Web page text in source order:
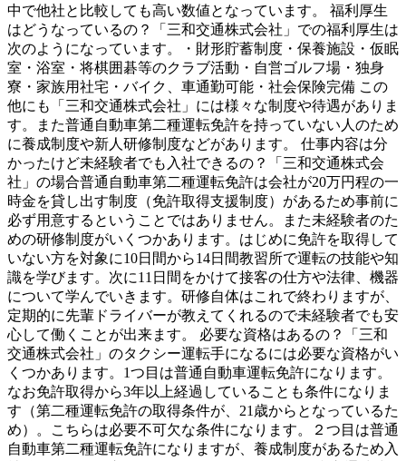
中で他社と比較しても高い数値となっています。 福利厚生
はどうなっているの？「三和交通株式会社」での福利厚生は
次のようになっています。・財形貯蓄制度・保養施設・仮眠
室・浴室・将棋囲碁等のクラブ活動・自営ゴルフ場・独身
寮・家族用社宅・バイク、車通勤可能・社会保険完備 この
他にも「三和交通株式会社」には様々な制度や待遇がありま
す。また普通自動車第二種運転免許を持っていない人のため
に養成制度や新人研修制度などがあります。 仕事内容は分
かったけど未経験者でも入社できるの？「三和交通株式会
社」の場合普通自動車第二種運転免許は会社が20万円程の一
時金を貸し出す制度（免許取得支援制度）があるため事前に
必ず用意するということではありません。また未経験者のた
めの研修制度がいくつかあります。はじめに免許を取得して
いない方を対象に10日間から14日間教習所で運転の技能や知
識を学びます。次に11日間をかけて接客の仕方や法律、機器
について学んでいきます。研修自体はこれで終わりますが、
定期的に先輩ドライバーが教えてくれるので未経験者でも安
心して働くことが出来ます。 必要な資格はあるの？「三和
交通株式会社」のタクシー運転手になるには必要な資格がい
くつかあります。1つ目は普通自動車運転免許になります。
なお免許取得から3年以上経過していることも条件になりま
す（第二種運転免許の取得条件が、21歳からとなっているた
め）。こちらは必要不可欠な条件になります。２つ目は普通
自動車第二種運転免許になりますが、養成制度があるため入